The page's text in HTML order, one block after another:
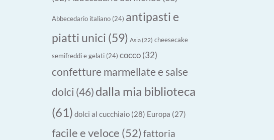
Abbecedario italiano (24) antipasti e
piatti unici (59) Asia(22) cheesecake
semifreddi e gelati (24) cocco (32)
confetture marmellate e salse
dolci (46) dalla mia biblioteca
(61) dolci al cucchiaio (28) Europa (27)
facile e veloce (52) fattoria